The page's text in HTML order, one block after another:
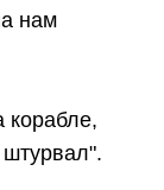
нам
корабле,
штурвал".